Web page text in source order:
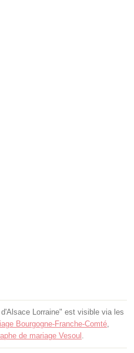
Lorraine" est visible via les
Bourgogne-Franche-Comté,
de mariage Vesoul .